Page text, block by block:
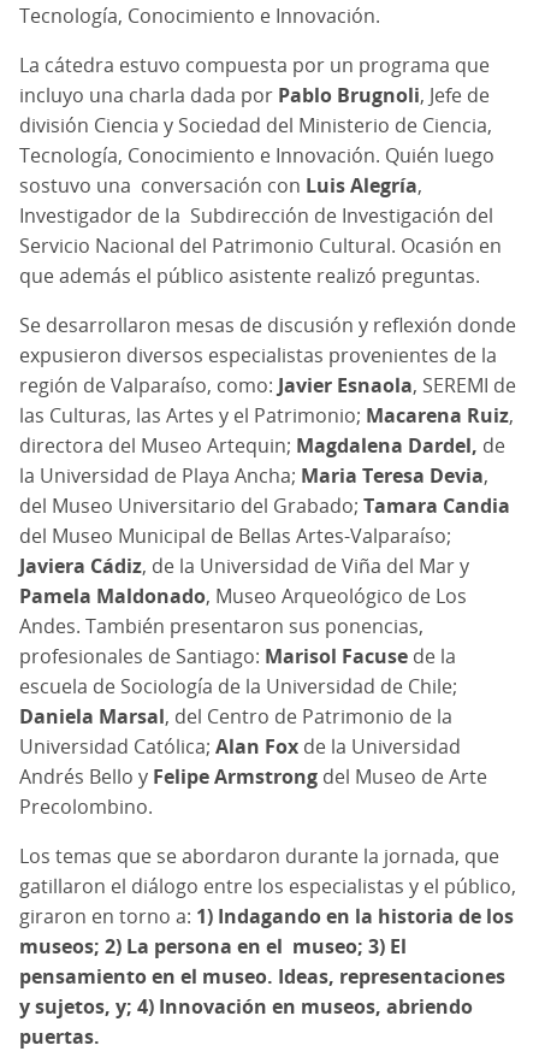
Tecnología, Conocimiento e Innovación.
La cátedra estuvo compuesta por un programa que
incluyo una charla dada por Pablo Brugnoli, Jefe de
división Ciencia y Sociedad del Ministerio de Ciencia,
Tecnología, Conocimiento e Innovación. Quién luego
sostuvo una conversación con Luis Alegría,
Investigador de la Subdirección de Investigación del
Servicio Nacional del Patrimonio Cultural. Ocasión en
que además el público asistente realizó preguntas.
Se desarrollaron mesas de discusión y reflexión donde
expusieron diversos especialistas provenientes de la
región de Valparaíso, como: Javier Esnaola, SEREMI de
las Culturas, las Artes y el Patrimonio; Macarena Ruiz,
directora del Museo Artequin; Magdalena Dardel, de
la Universidad de Playa Ancha; Maria Teresa Devia,
del Museo Universitario del Grabado; Tamara Candia
del Museo Municipal de Bellas Artes-Valparaíso;
Javiera Cádiz, de la Universidad de Viña del Mar y
Pamela Maldonado, Museo Arqueológico de Los
Andes. También presentaron sus ponencias,
profesionales de Santiago: Marisol Facuse de la
escuela de Sociología de la Universidad de Chile;
Daniela Marsal, del Centro de Patrimonio de la
Universidad Católica; Alan Fox de la Universidad
Andrés Bello y Felipe Armstrong del Museo de Arte
Precolombino.
Los temas que se abordaron durante la jornada, que
gatillaron el diálogo entre los especialistas y el público,
giraron en torno a: 1) Indagando en la historia de los
museos; 2) La persona en el museo; 3) El
pensamiento en el museo. Ideas, representaciones
y sujetos, y; 4) Innovación en museos, abriendo
puertas.